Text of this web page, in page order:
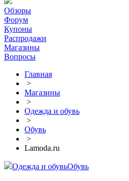
Обзоры
Форум
Купоны
Распродажи
Магазины
Вопросы
Главная
>
Магазины
>
Одежда и обувь
>
Обувь
>
Lamoda.ru
Одежда и обувьОбувь